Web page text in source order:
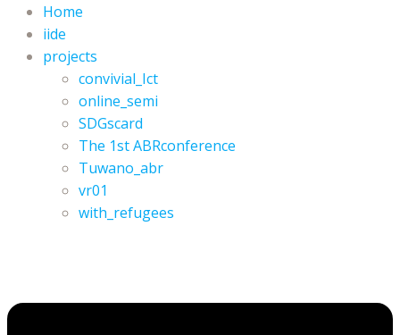
Home
iide
projects
convivial_Ict
online_semi
SDGscard
The 1st ABRconference
Tuwano_abr
vr01
with_refugees